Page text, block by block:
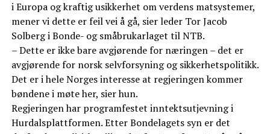
i Europa og kraftig usikkerhet om verdens matsystemer,
mener vi dette er feil vei å gå, sier leder Tor Jacob
Solberg i Bonde- og småbrukarlaget til NTB.
– Dette er ikke bare avgjørende for næringen – det er
avgjørende for norsk selvforsyning og sikkerhetspolitikk.
Det er i hele Norges interesse at regjeringen kommer
bøndene i møte her, sier hun.
Regjeringen har programfestet inntektsutjevning i
Hurdalsplattformen. Etter Bondelagets syn er det